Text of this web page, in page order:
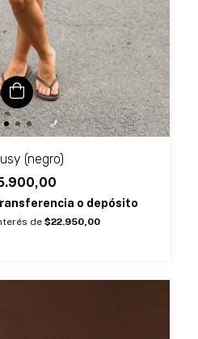
(negro)
o depósito
de $22.950,00